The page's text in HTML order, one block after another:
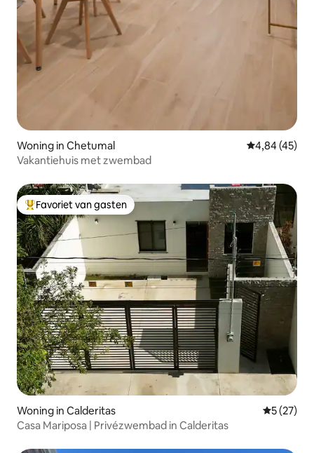
Woning in Chetumal Gemiddelde
4,84 (45)
Vakantiehuis met zwembad
Topfavoriet van gasten
Favoriet van gasten
Woning in Calderitas
5 (27)
Casa Mariposa | Privézwembad in Calderitas